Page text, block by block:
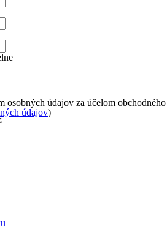
osobných údajov za účelom obchodného
údajov)